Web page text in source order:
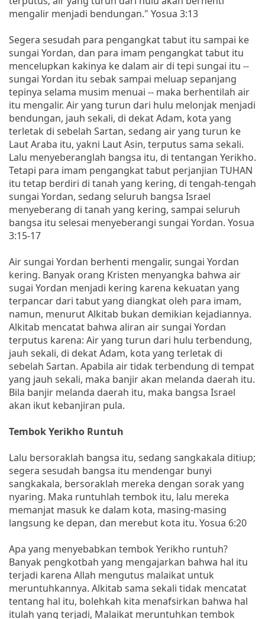
mengalir menjadi bendungan." Yosua 3:13
Segera sesudah para pengangkat tabut itu sampai ke
sungai Yordan, dan para imam pengangkat tabut itu
mencelupkan kakinya ke dalam air di tepi sungai itu --
sungai Yordan itu sebak sampai meluap sepanjang
tepinya selama musim menuai -- maka berhentilah air
itu mengalir. Air yang turun dari hulu melonjak menjadi
bendungan, jauh sekali, di dekat Adam, kota yang
terletak di sebelah Sartan, sedang air yang turun ke
Laut Araba itu, yakni Laut Asin, terputus sama sekali.
Lalu menyeberanglah bangsa itu, di tentangan Yerikho.
Tetapi para imam pengangkat tabut perjanjian TUHAN
itu tetap berdiri di tanah yang kering, di tengah-tengah
sungai Yordan, sedang seluruh bangsa Israel
menyeberang di tanah yang kering, sampai seluruh
bangsa itu selesai menyeberangi sungai Yordan. Yosua
3:15-17
Air sungai Yordan berhenti mengalir, sungai Yordan
kering. Banyak orang Kristen menyangka bahwa air
sugai Yordan menjadi kering karena kekuatan yang
terpancar dari tabut yang diangkat oleh para imam,
namun, menurut Alkitab bukan demikian kejadiannya.
Alkitab mencatat bahwa aliran air sungai Yordan
terputus karena: Air yang turun dari hulu terbendung,
jauh sekali, di dekat Adam, kota yang terletak di
sebelah Sartan. Apabila air tidak terbendung di tempat
yang jauh sekali, maka banjir akan melanda daerah itu.
Bila banjir melanda daerah itu, maka bangsa Israel
akan ikut kebanjiran pula.
Tembok Yerikho Runtuh
Lalu bersoraklah bangsa itu, sedang sangkakala ditiup;
segera sesudah bangsa itu mendengar bunyi
sangkakala, bersoraklah mereka dengan sorak yang
nyaring. Maka runtuhlah tembok itu, lalu mereka
memanjat masuk ke dalam kota, masing-masing
langsung ke depan, dan merebut kota itu. Yosua 6:20
Apa yang menyebabkan tembok Yerikho runtuh?
Banyak pengkotbah yang mengajarkan bahwa hal itu
terjadi karena Allah mengutus malaikat untuk
meruntuhkannya. Alkitab sama sekali tidak mencatat
tentang hal itu, bolehkah kita menafsirkan bahwa hal
itulah yang terjadi, Malaikat meruntuhkan tembok